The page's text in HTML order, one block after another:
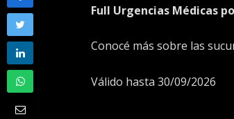
Full Urgencias Médicas
Conocé más sobre las
Válido hasta 30/09/2026